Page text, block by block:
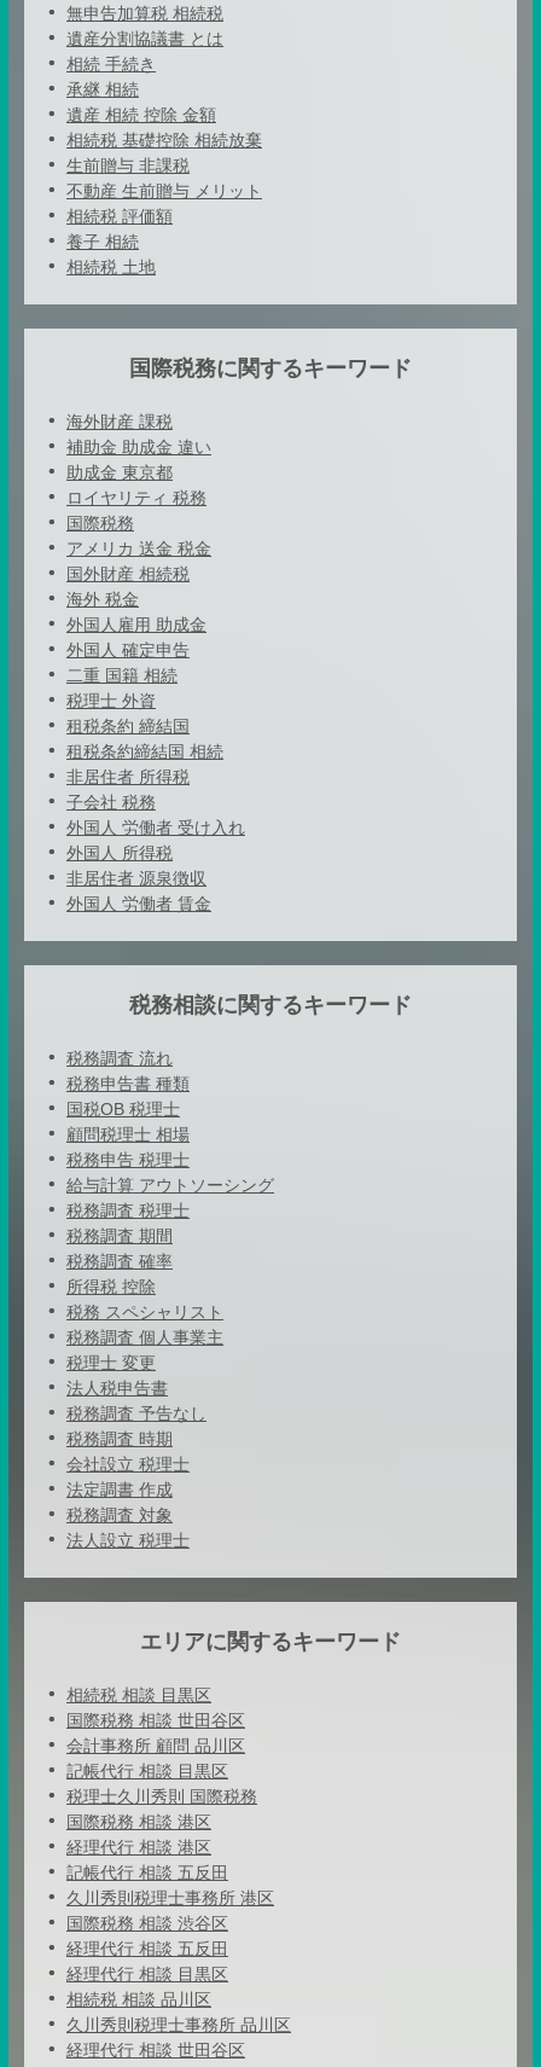
無申告加算税 相続税
遺産分割協議書 とは
相続 手続き
承継 相続
遺産 相続 控除 金額
相続税 基礎控除 相続放棄
生前贈与 非課税
不動産 生前贈与 メリット
相続税 評価額
養子 相続
相続税 土地
国際税務に関するキーワード
海外財産 課税
補助金 助成金 違い
助成金 東京都
ロイヤリティ 税務
国際税務
アメリカ 送金 税金
国外財産 相続税
海外 税金
外国人雇用 助成金
外国人 確定申告
二重 国籍 相続
税理士 外資
租税条約 締結国
租税条約締結国 相続
非居住者 所得税
子会社 税務
外国人 労働者 受け入れ
外国人 所得税
非居住者 源泉徴収
外国人 労働者 賃金
税務相談に関するキーワード
税務調査 流れ
税務申告書 種類
国税OB 税理士
顧問税理士 相場
税務申告 税理士
給与計算 アウトソーシング
税務調査 税理士
税務調査 期間
税務調査 確率
所得税 控除
税務 スペシャリスト
税務調査 個人事業主
税理士 変更
法人税申告書
税務調査 予告なし
税務調査 時期
会社設立 税理士
法定調書 作成
税務調査 対象
法人設立 税理士
エリアに関するキーワード
相続税 相談 目黒区
国際税務 相談 世田谷区
会計事務所 顧問 品川区
記帳代行 相談 目黒区
税理士久川秀則 国際税務
国際税務 相談 港区
経理代行 相談 港区
記帳代行 相談 五反田
久川秀則税理士事務所 港区
国際税務 相談 渋谷区
経理代行 相談 五反田
経理代行 相談 目黒区
相続税 相談 品川区
久川秀則税理士事務所 品川区
経理代行 相談 世田谷区